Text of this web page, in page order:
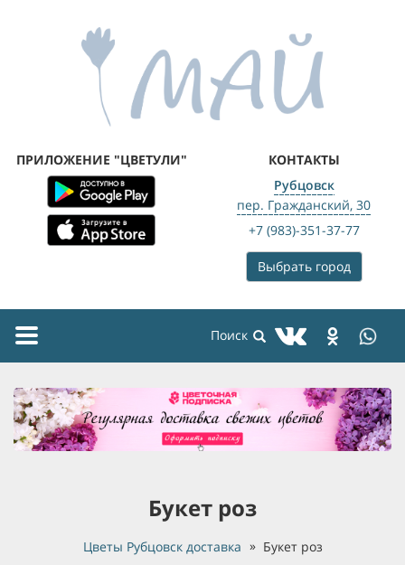
ПРИЛОЖЕНИЕ "ЦВЕТУЛИ"
КОНТАКТЫ
Рубцовск
пер. Гражданский, 30
+7 (983)-351-37-77
Выбрать город
Toggle
Букет роз
Цветы Рубцовск доставка Букет роз